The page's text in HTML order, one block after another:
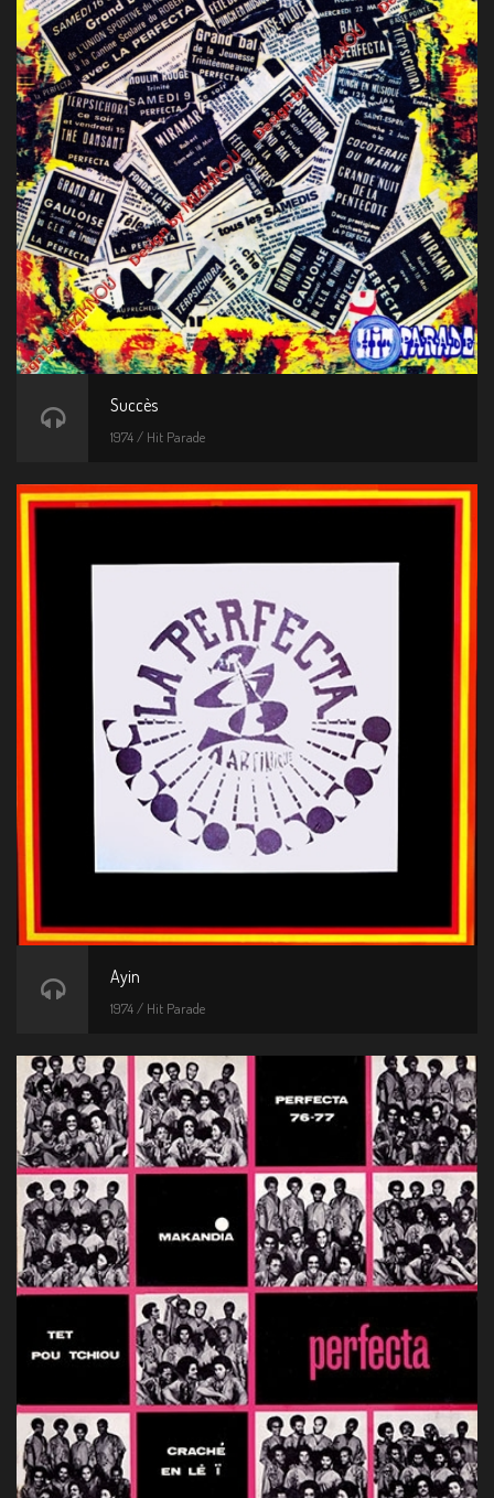
Succès
1974 / Hit Parade
Ayin
1974 / Hit Parade